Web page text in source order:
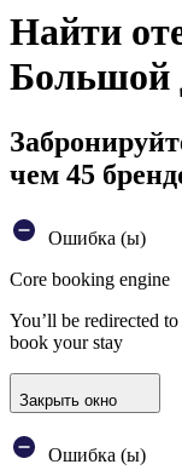
Найти
Большой
чем 45
Ошибка (ы)
Core booking engine
You’ll be redirected
book your stay
Закрыть окно
Ошибка (ы)